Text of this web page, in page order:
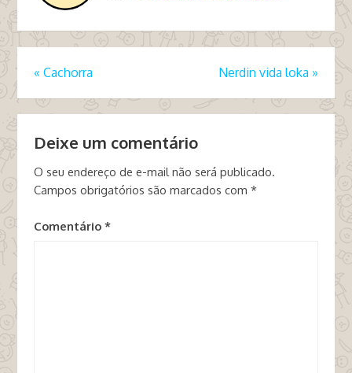
« Cachorra Nerdin vida loka »
Deixe um comentário
O seu endereço de e-mail não será publicado.
Campos obrigatórios são marcados com *
Comentário *